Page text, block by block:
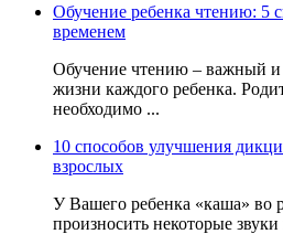
Обучение ребенка чтению: 5
временем
Обучение чтению – важный
жизни каждого ребенка.
необходимо ...
10 способов улучшения
взрослых
У Вашего ребенка «каша» во
произносить некоторые звуки